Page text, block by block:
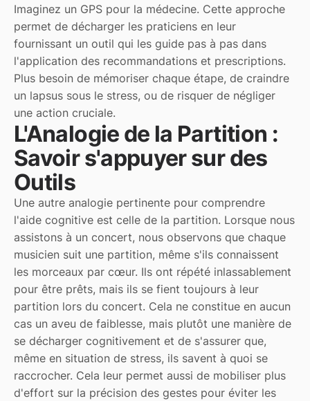
Imaginez un GPS pour la médecine. Cette approche
permet de décharger les praticiens en leur
fournissant un outil qui les guide pas à pas dans
l'application des recommandations et prescriptions.
Plus besoin de mémoriser chaque étape, de craindre
un lapsus sous le stress, ou de risquer de négliger
une action cruciale.
L'Analogie de la Partition :
Savoir s'appuyer sur des
Outils
Une autre analogie pertinente pour comprendre
l'aide cognitive est celle de la partition. Lorsque nous
assistons à un concert, nous observons que chaque
musicien suit une partition, même s'ils connaissent
les morceaux par cœur. Ils ont répété inlassablement
pour être prêts, mais ils se fient toujours à leur
partition lors du concert. Cela ne constitue en aucun
cas un aveu de faiblesse, mais plutôt une manière de
se décharger cognitivement et de s'assurer que,
même en situation de stress, ils savent à quoi se
raccrocher. Cela leur permet aussi de mobiliser plus
d'effort sur la précision des gestes pour éviter les